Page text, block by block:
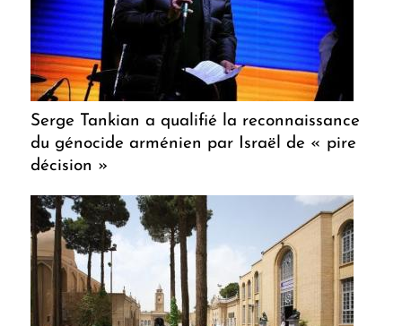
Serge Tankian a qualifié la reconnaissance
du génocide arménien par Israël de « pire
décision »